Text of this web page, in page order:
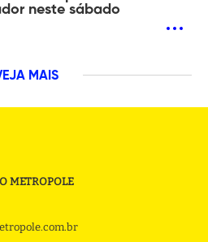
neste sábado
MAIS
METROPOLE